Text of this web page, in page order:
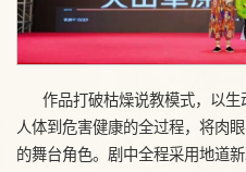
作品打破枯燥说教模式，以生
人体到危害健康的全过程，将肉
的舞台角色。剧中全程采用地道